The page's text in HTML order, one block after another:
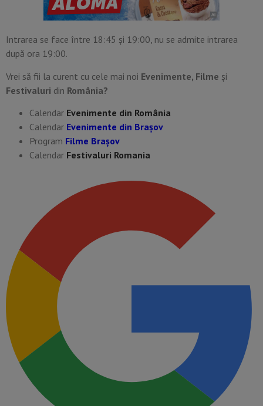
Intrarea se face între 18:45 și 19:00, nu se admite intrarea
după ora 19:00.
Vrei să fii la curent cu cele mai noi Evenimente, Filme și
Festivaluri din România?
Calendar Evenimente din România
Calendar Evenimente din Braşov
Program Filme Brașov
Calendar Festivaluri Romania